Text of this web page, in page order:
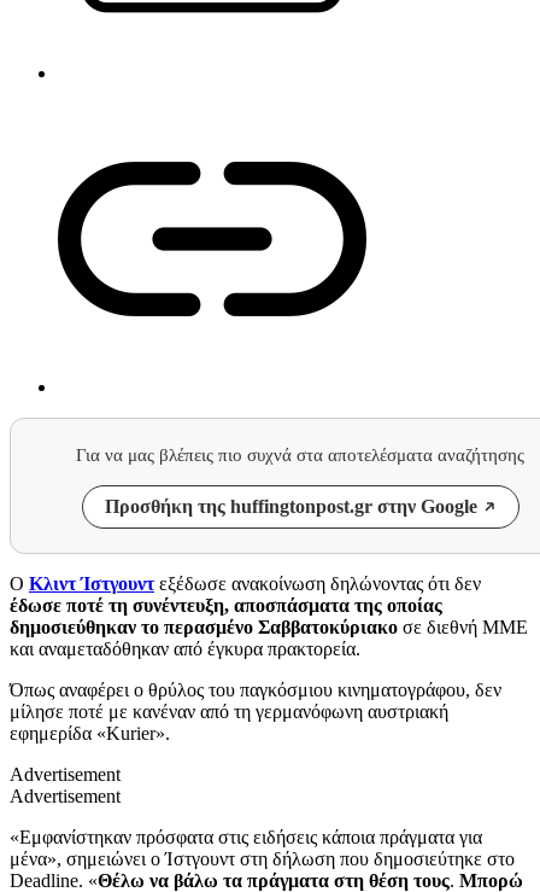
Για να μας βλέπεις πιο συχνά στα αποτελέσματα αναζήτησης
Προσθήκη της huffingtonpost.gr στην Google
Ο Κλιντ Ίστγουντεξέδωσε ανακοίνωση δηλώνοντας ότι δεν
έδωσε ποτέ τη συνέντευξη, αποσπάσματα της οποίας
δημοσιεύθηκαν το περασμένο Σαββατοκύριακο σε διεθνή ΜΜΕ
και αναμεταδόθηκαν από έγκυρα πρακτορεία.
Όπως αναφέρει ο θρύλος του παγκόσμιου κινηματογράφου, δεν
μίλησε ποτέ με κανέναν από τη γερμανόφωνη αυστριακή
εφημερίδα «Kurier».
Advertisement
Advertisement
«Εμφανίστηκαν πρόσφατα στις ειδήσεις κάποια πράγματα για
μένα», σημειώνει ο Ίστγουντ στη δήλωση που δημοσιεύτηκε στο
Deadline. «Θέλω να βάλω τα πράγματα στη θέση τους. Μπορώ